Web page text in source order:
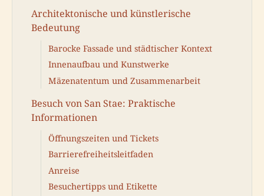
Architektonische und künstlerische
Bedeutung
Barocke Fassade und städtischer Kontext
Innenaufbau und Kunstwerke
Mäzenatentum und Zusammenarbeit
Besuch von San Stae: Praktische
Informationen
Öffnungszeiten und Tickets
Barrierefreiheitsleitfaden
Anreise
Besuchertipps und Etikette